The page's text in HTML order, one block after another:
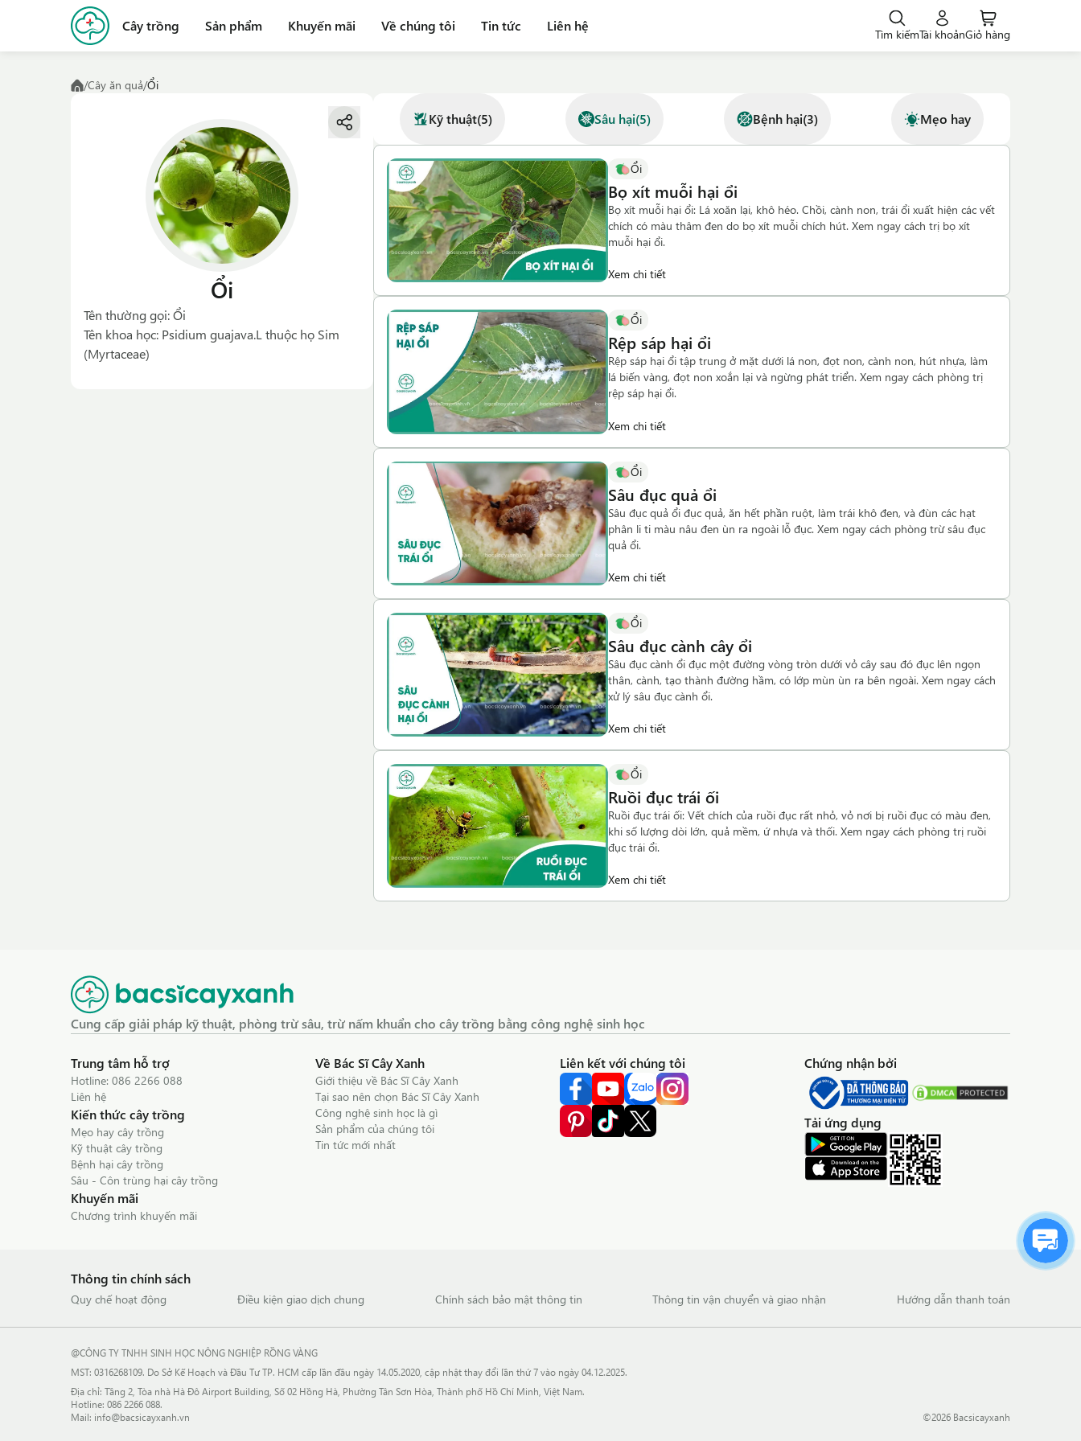
Cây trồng Sản phẩm Khuyến mãi Về chúng tôi Tin tức Liên hệ Tìm kiếmTài khoảnGiỏ hàng
/Cây ăn quả/Ổi
Ổi
Tên thường gọi: Ổi
Tên khoa học: Psidium guajava.L thuộc họ Sim
(Myrtaceae)
Kỹ thuật(5) Sâu hại(5) Bệnh hại(3) Mẹo hay
Ổi
Bọ xít muỗi hại ổi
Bọ xít muỗi hại ổi: Lá xoăn lại, khô héo. Chồi, cành non, trái ổi xuất hiện các vết
chích có màu thâm đen do bọ xít muỗi chích hút. Xem ngay cách trị bọ xít
muỗi hại ổi.
Xem chi tiết
Ổi
Rệp sáp hại ổi
Rệp sáp hại ổi tập trung ở mặt dưới lá non, đọt non, cành non, hút nhựa, làm
lá biến vàng, đọt non xoắn lại và ngừng phát triển. Xem ngay cách phòng trị
rệp sáp hại ổi.
Xem chi tiết
Ổi
Sâu đục quả ổi
Sâu đục quả ổi đục quả, ăn hết phần ruột, làm trái khô đen, và đùn các hạt
phân li ti màu nâu đen ùn ra ngoài lỗ đục. Xem ngay cách phòng trừ sâu đục
quả ổi.
Xem chi tiết
Ổi
Sâu đục cành cây ổi
Sâu đục cành ổi đục một đường vòng tròn dưới vỏ cây sau đó đục lên ngọn
thân, cành, tạo thành đường hầm, có lớp mùn ùn ra bên ngoài. Xem ngay cách
xử lý sâu đục cành ổi.
Xem chi tiết
Ổi
Ruồi đục trái ối
Ruồi đục trái ối: Vết chích của ruồi đục rất nhỏ, vỏ nơi bị ruồi đục có màu đen,
khi số lượng dòi lớn, quả mềm, ứ nhựa và thối. Xem ngay cách phòng trị ruồi
đục trái ổi.
Xem chi tiết
Cung cấp giải pháp kỹ thuật, phòng trừ sâu, trừ nấm khuẩn cho cây trồng bằng công nghệ sinh học
Trung tâm hỗ trợ
Hotline: 086 2266 088
Liên hệ
Kiến thức cây trồng
Mẹo hay cây trồng
Kỹ thuật cây trồng
Bệnh hại cây trồng
Sâu - Côn trùng hại cây trồng
Khuyến mãi
Chương trình khuyến mãi
Về Bác Sĩ Cây Xanh
Giới thiệu về Bác Sĩ Cây Xanh
Tại sao nên chọn Bác Sĩ Cây Xanh
Công nghệ sinh học là gì
Sản phẩm của chúng tôi
Tin tức mới nhất
Liên kết với chúng tôi Chứng nhận bởi
Tải ứng dụng
Thông tin chính sách
Quy chế hoạt động Điều kiện giao dịch chung Chính sách bảo mật thông tin Thông tin vận chuyển và giao nhận Hướng dẫn thanh toán
@CÔNG TY TNHH SINH HỌC NÔNG NGHIỆP RỒNG VÀNG
MST: 0316268109. Do Sở Kế Hoạch và Đầu Tư TP. HCM cấp lần đầu ngày 14.05.2020, cập nhật thay đổi lần thứ 7 vào ngày 04.12.2025.
Địa chỉ: Tầng 2, Tòa nhà Hà Đô Airport Building, Số 02 Hồng Hà, Phường Tân Sơn Hòa, Thành phố Hồ Chí Minh, Việt Nam.
Hotline: 086 2266 088.
Mail: info@bacsicayxanh.vn ©2026 Bacsicayxanh